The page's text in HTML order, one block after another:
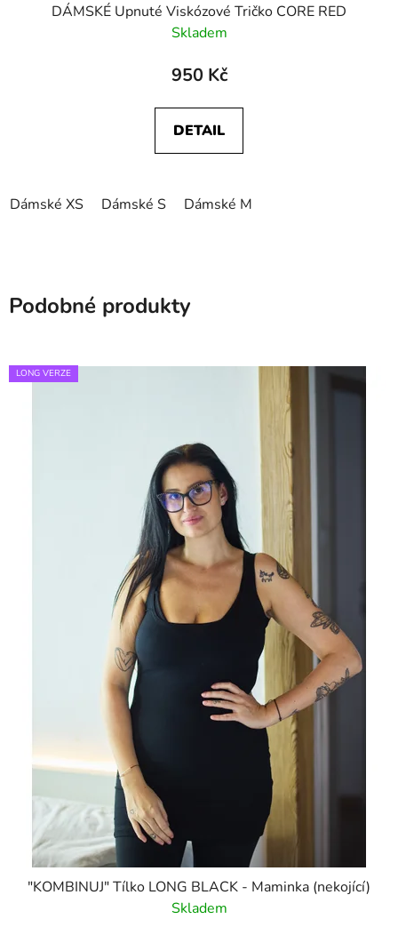
DÁMSKÉ Upnuté Viskózové Tričko CORE RED
Skladem
950 Kč
DETAIL
Dámské XS Dámské S Dámské M
Podobné produkty
LONG VERZE
"KOMBINUJ" Tílko LONG BLACK - Maminka (nekojící)
Skladem